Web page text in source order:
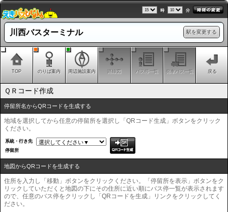
時 分
駅を変更する
川西バスターミナル
TOP のりば案内 周辺施設案内 路線図 バス停一覧 発車バス一覧 戻る
ＱＲコード作成
停留所名からQRコードを生成する
地域を選択してから任意の停留所を選択し「QRコード生成」ボタンをクリック
ください。
系統・行き先
停留所
地図からQRコードを生成する
住所を入力し「移動」ボタンをクリックください。「停留所を表示」ボタンをク
リックしていただくと地図の下にその住所に近い順にバス停一覧が表示されます
ので、任意のバス停をクリックし「QRコードを生成」リンクをクリックしてく
ださい。